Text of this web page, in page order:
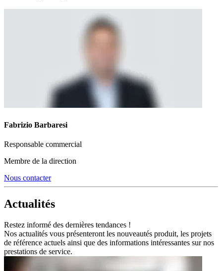
Fabrizio Barbaresi
Responsable commercial
Membre de la direction
Nous contacter
Actualités
Restez informé des dernières tendances !
Nos actualités vous présenteront les nouveautés produit, les projets
de référence actuels ainsi que des informations intéressantes sur nos
prestations de service.